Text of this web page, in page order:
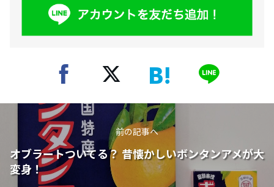
前の記事へ
オブラートついてる？ 昔懐かしいボンタンアメが大
変身！